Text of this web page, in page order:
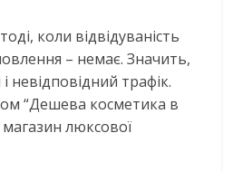
коли відвідуваність
– немає. Значить,
невідповідний трафік.
“Дешева косметика в
люксової